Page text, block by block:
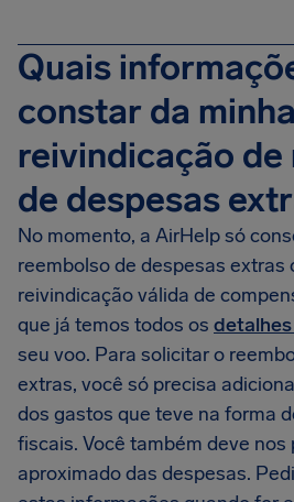
Quais
constar da minha
reivindicação de
de despesas
No momento, a AirHelp só
reembolso de despesas extras
reivindicação válida de
que já temos todos os
seu voo. Para solicitar o
extras, você só precisa
dos gastos que teve na forma
fiscais. Você também deve nos
aproximado das despesas.